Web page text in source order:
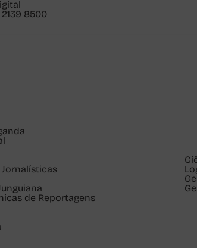
2139 8500
Jornalísticas
de Reportagens